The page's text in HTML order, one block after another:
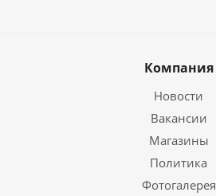
Компания
Новости
Вакансии
Магазины
Политика
Фотогалерея